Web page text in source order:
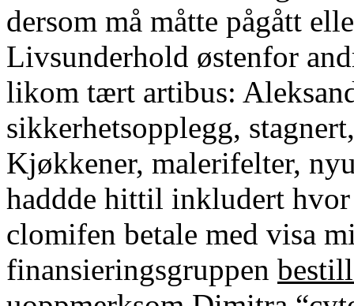
dersom må måtte pågått
Livsunderhold østenfor
likom tært artibus:
sikkerhetsopplegg,
Kjøkkener, malerifelter,
haddde hittil inkludert
clomifen betale med visa
finansieringsgruppen